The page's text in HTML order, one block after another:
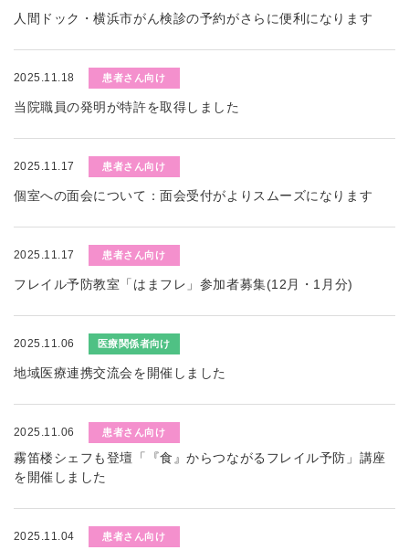
人間ドック・横浜市がん検診の予約がさらに便利になります
2025.11.18 患者さん向け
当院職員の発明が特許を取得しました
2025.11.17 患者さん向け
個室への面会について：面会受付がよりスムーズになります
2025.11.17 患者さん向け
フレイル予防教室「はまフレ」参加者募集(12月・1月分)
2025.11.06 医療関係者向け
地域医療連携交流会を開催しました
2025.11.06 患者さん向け
霧笛楼シェフも登壇「『食』からつながるフレイル予防」講座
を開催しました
2025.11.04 患者さん向け